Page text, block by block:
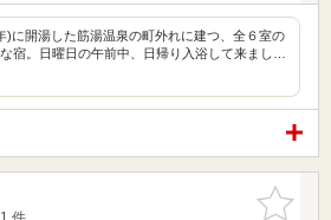
)に開湯した筋湯温泉の町外れに建つ、全６室の
宿。日曜日の午前中、日帰り入浴して来まし…
お気に入
りに追加